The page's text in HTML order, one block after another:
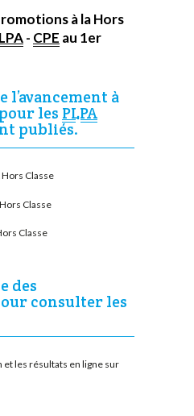
à la Hors
- CPE au 1er
l’avancement à
les PLPA
publiés.
Hors Classe
Classe
Classe
des
consulter les
et les résultats en ligne sur